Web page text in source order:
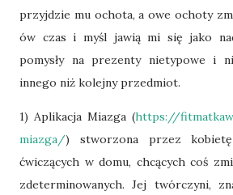
przyjdzie mu ochota, a owe ochoty
ów czas i myśl jawią mi się jako
pomysły na prezenty nietypowe i
innego niż kolejny przedmiot.
1) Aplikacja Miazga (https://
miazga/) stworzona przez
ćwiczących w domu, chcących coś
zdeterminowanych. Jej twórczyni,